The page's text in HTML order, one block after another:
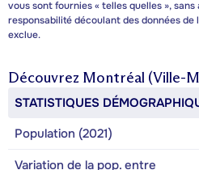
vous sont fournies « telles quelles »,
responsabilité découlant des données
exclue.
Découvrez Montréal (Ville-
STATISTIQUES
Population (2021)
Variation de la pop. entre